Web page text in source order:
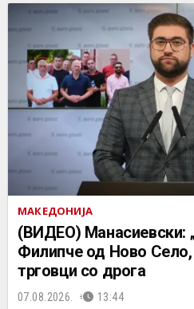
МАКЕДОНИЈА
(ВИДЕО) Манасиевски:
Филипче од Ново Село,
трговци со дрога
07.08.2026. 13:44